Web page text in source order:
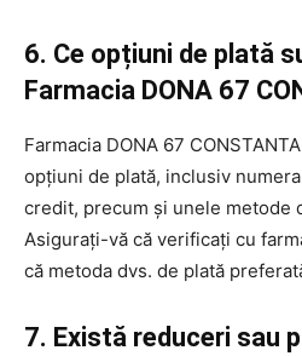
6. Ce opțiuni de plată
Farmacia DONA 67
Farmacia DONA 67
opțiuni de plată, inclusiv
credit, precum și unele metode
Asigurați-vă că verificați cu
că metoda dvs. de plată
7. Există reduceri sau